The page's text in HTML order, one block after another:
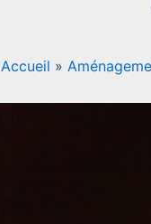
Accueil »